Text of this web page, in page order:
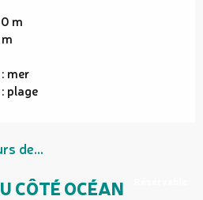
m
mer
plage
de...
CÔTÉ OCÉAN